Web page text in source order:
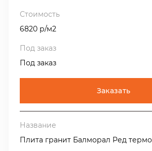
6820 р/м2
Под заказ
Заказать
Плита гранит Балморал Ред